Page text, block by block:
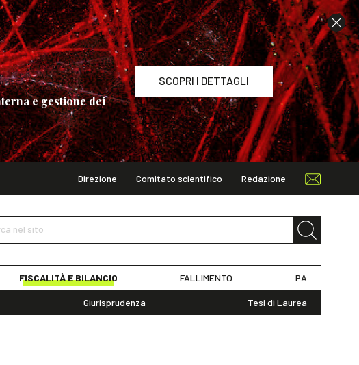
e gestione dei
SCOPRI I DETTAGLI
Direzione Comitato scientifico Redazione
nel sito
FISCALITÀ E BILANCIO FALLIMENTO PA
Giurisprudenza Tesi di Laurea